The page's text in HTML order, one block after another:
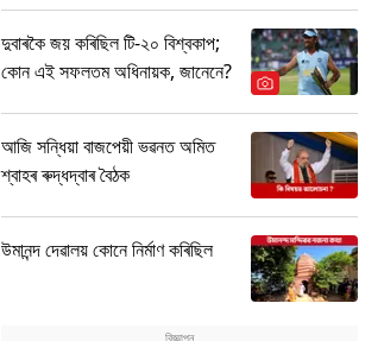
দুবাৰকৈ জয় কৰিছিল টি-২০ বিশ্বকাপ;
কোন এই সফলতম অধিনায়ক, জানেনে?
আজি সন্ধিয়া বাজপেয়ী ভৱনত অমিত
শ্বাহৰ ৰুদ্ধদ্বাৰ বৈঠক
উমানন্দ দেৱালয় কোনে নিৰ্মাণ কৰিছিল